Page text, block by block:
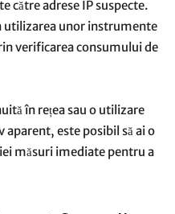
către adrese IP suspecte.
utilizarea unor instrumente
verificarea consumului de
în rețea sau o utilizare
aparent, este posibil să ai o
măsuri imediate pentru a